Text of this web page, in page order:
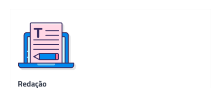
Redação